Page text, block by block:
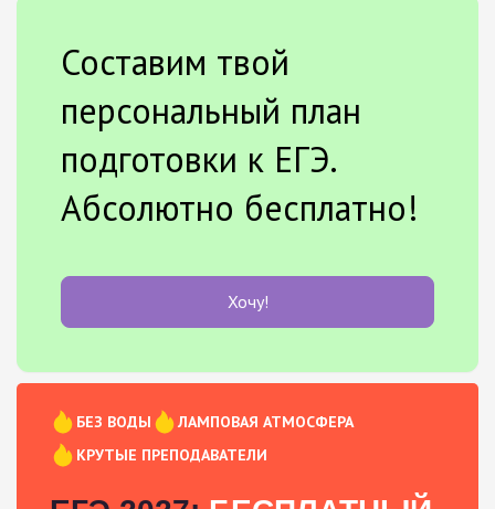
Составим твой
персональный план
подготовки к ЕГЭ.
Абсолютно бесплатно!
Хочу!
БЕЗ ВОДЫ
ЛАМПОВАЯ АТМОСФЕРА
КРУТЫЕ ПРЕПОДАВАТЕЛИ